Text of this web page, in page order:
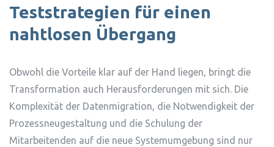
Teststrategien für einen
nahtlosen Übergang
Obwohl die Vorteile klar auf der Hand liegen, bringt die
Transformation auch Herausforderungen mit sich. Die
Komplexität der Datenmigration, die Notwendigkeit der
Prozessneugestaltung und die Schulung der
Mitarbeitenden auf die neue Systemumgebung sind nur